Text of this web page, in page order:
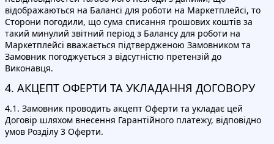
відображаються на Балансі для роботи на Маркетплейсі, то
Сторони погодили, що сума списання грошових коштів за
такий минулий звітний період з Балансу для роботи на
Маркетплейсі вважається підтвердженою Замовником та
Замовник погоджується з відсутністю претензій до
Виконавця.
4. АКЦЕПТ ОФЕРТИ ТА УКЛАДАННЯ ДОГОВОРУ
4.1. Замовник проводить акцепт Оферти та укладає цей
Договір шляхом внесення Гарантійного платежу, відповідно
умов Розділу 3 Оферти.